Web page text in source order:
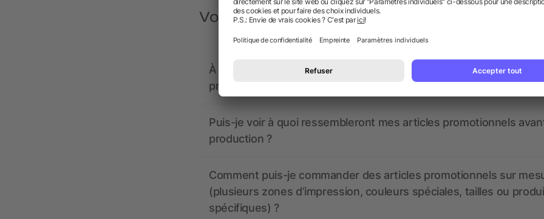
Vous avez des questions ? Nous avons les
À quoi doivent ressembler les données d’impression ? allbranded
propose-t-il un service pour les créer ?
Puis-je voir à quoi ressembleront mes articles promotionnels
production ?
Comment puis-je commander des articles promotionnels sur
(plusieurs zones d’impression, couleurs spéciales, tailles ou
spécifiques) ?